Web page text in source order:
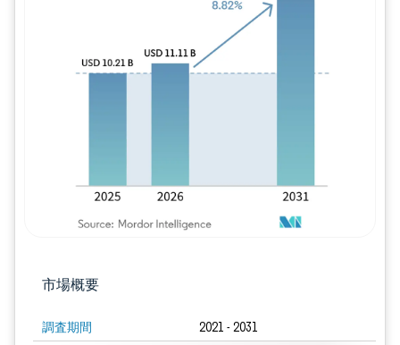
市場概要
調査期間 2021 - 2031
画像 © Mordor Intelligence。再利用には